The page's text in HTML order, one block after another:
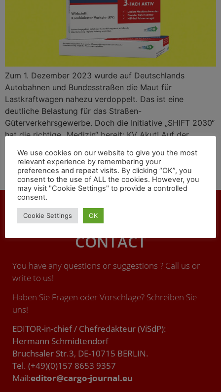
Zum 1. Dezember 2023 wurde auf Deutschlands
Autobahnen und Bundesstraßen die Maut für
Lastkraftwagen nahezu verdoppelt. Das ist eine
deutliche Belastung für das Straßen-
Güterverkehrsgewerbe. Doch die Initiative „SHIFT 2030“
hat die richtige „Medizin“ bereit: KV Akut! Auf der
„Wirkstoff Kombinierter Verkehr (KV)“ wirkt dreifach:
gegen Mautbeschwerden, gegen Fahrermangel und zur
CO2-Hemmung – „tägliche Nutzung empfohlen“…
CONTACT
You have any questions or suggestions ? Call us or
write to us!
Haben Sie Fragen oder Vorschläge? Schreiben Sie
uns!
EDITOR-in-chief / Chefredakteur (ViSdP):
Hermann Schmidtendorf
Bruchsaler Str.3, DE-10715 BERLIN.
Tel. (+49)(0)157 8653 9357
Mail:editor@cargo-journal.eu
We use cookies on our website to give you the most
relevant experience by remembering your
preferences and repeat visits. By clicking “OK”, you
consent to the use of ALL the cookies. However, you
may visit "Cookie Settings" to provide a controlled
consent.
Cookie Settings OK